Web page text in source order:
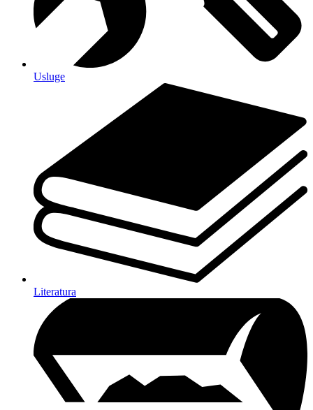
Usluge
Literatura